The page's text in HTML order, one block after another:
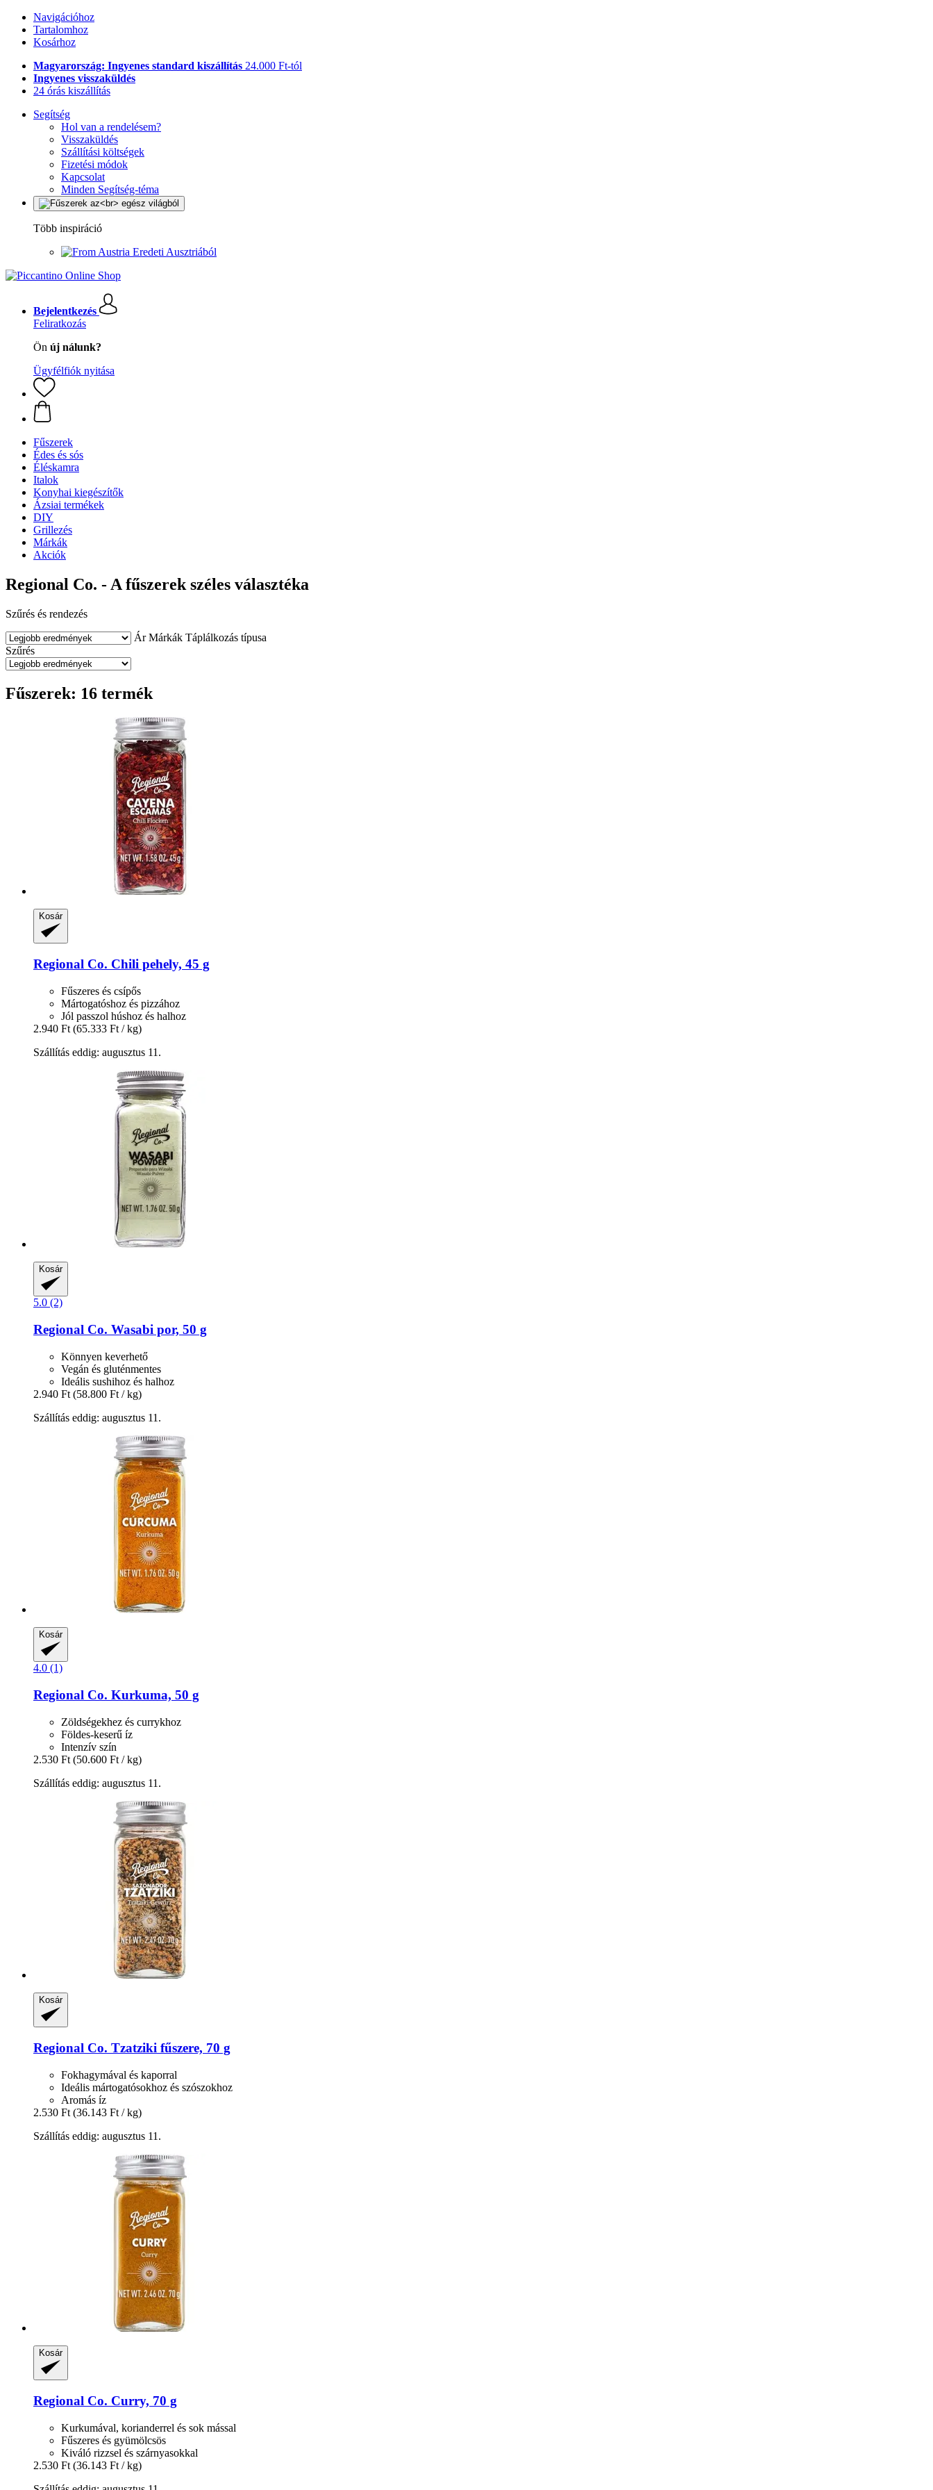
Navigációhoz
Tartalomhoz
Kosárhoz
Magyarország: Ingyenes standard kiszállítás 24.000 Ft-tól
Ingyenes visszaküldés
24 órás kiszállítás
Segítség
Hol van a rendelésem?
Visszaküldés
Szállítási költségek
Fizetési módok
Kapcsolat
Minden Segítség-téma
Több inspiráció
Eredeti Ausztriából
Bejelentkezés
Feliratkozás
Ön új nálunk?
Ügyfélfiók nyitása
Fűszerek
Édes és sós
Éléskamra
Italok
Konyhai kiegészítők
Ázsiai termékek
DIY
Grillezés
Márkák
Akciók
Regional Co. - A fűszerek széles választéka
Szűrés és rendezés
Ár Márkák Táplálkozás típusa
Szűrés
Fűszerek: 16 termék
Kosár
Regional Co. Chili pehely, 45 g
Fűszeres és csípős
Mártogatóshoz és pizzához
Jól passzol húshoz és halhoz
2.940 Ft (65.333 Ft / kg)
Szállítás eddig: augusztus 11.
Kosár
5.0 (2)
Regional Co. Wasabi por, 50 g
Könnyen keverhető
Vegán és gluténmentes
Ideális sushihoz és halhoz
2.940 Ft (58.800 Ft / kg)
Szállítás eddig: augusztus 11.
Kosár
4.0 (1)
Regional Co. Kurkuma, 50 g
Zöldségekhez és currykhoz
Földes-keserű íz
Intenzív szín
2.530 Ft (50.600 Ft / kg)
Szállítás eddig: augusztus 11.
Kosár
Regional Co. Tzatziki fűszere, 70 g
Fokhagymával és kaporral
Ideális mártogatósokhoz és szószokhoz
Aromás íz
2.530 Ft (36.143 Ft / kg)
Szállítás eddig: augusztus 11.
Kosár
Regional Co. Curry, 70 g
Kurkumával, korianderrel és sok mással
Fűszeres és gyümölcsös
Kiváló rizzsel és szárnyasokkal
2.530 Ft (36.143 Ft / kg)